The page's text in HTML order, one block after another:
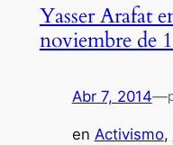
Yasser Arafat
noviembre de
Abr 7, 2014—
en Activismo,